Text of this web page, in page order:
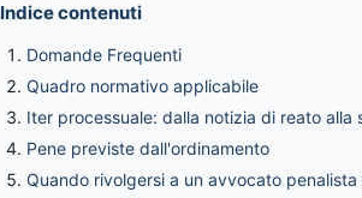
Indice contenuti
Domande Frequenti
Quadro normativo applicabile
Iter processuale: dalla notizia di reato alla
Pene previste dall'ordinamento
Quando rivolgersi a un avvocato